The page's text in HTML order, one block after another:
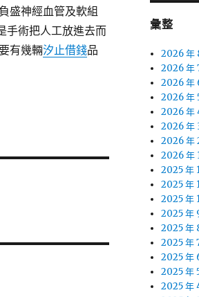
盛神經血管及軟組
手術把人工放進去而
有幾輛汐止借錢品
彙整
2026 年
2026 年
2026 年
2026 年
2026 年
2026 年
2026 年
2026 年
2025 年
2025 年
2025 年
2025 年
2025 年
2025 年
2025 年
2025 年
2025 年